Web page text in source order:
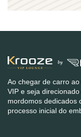
Ao chegar de carro
VIP e seja
mordomos dedicados
processo inicial do